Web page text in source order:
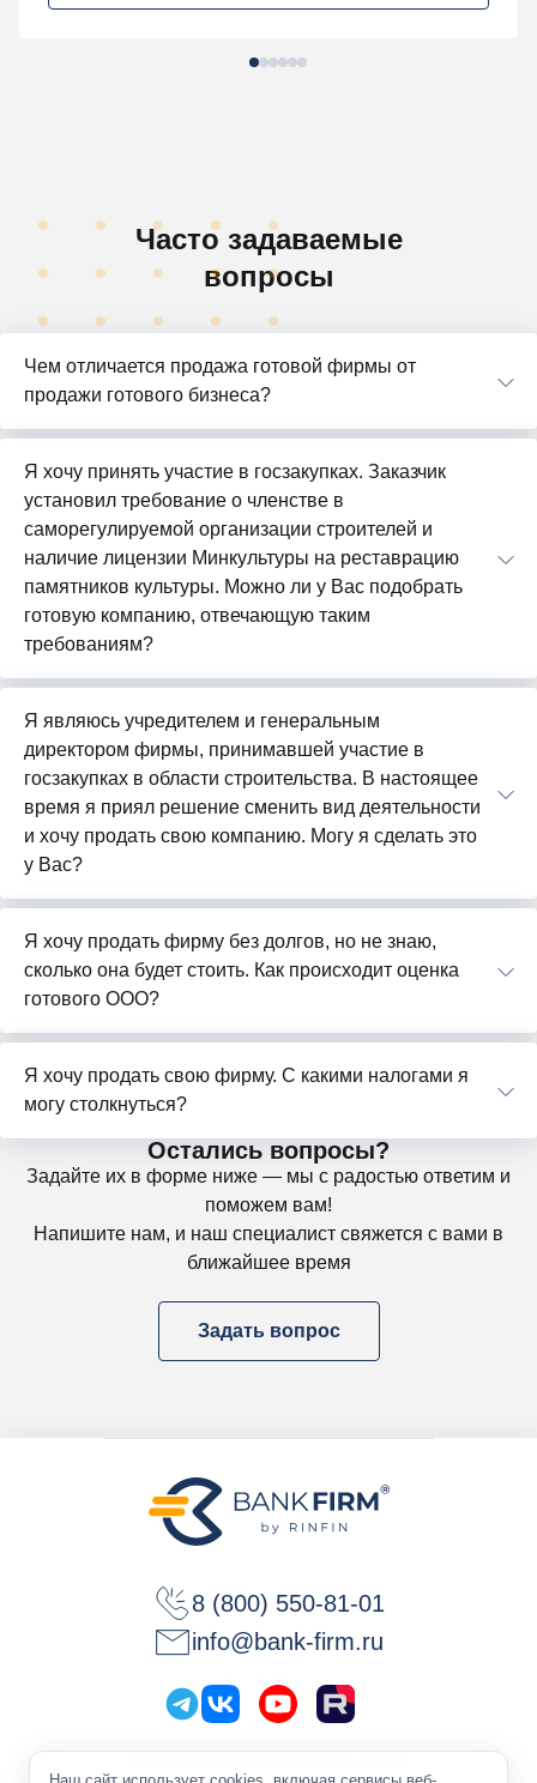
Часто задаваемые
вопросы
Чем отличается продажа готовой фирмы от
продажи готового бизнеса?
Я хочу принять участие в госзакупках. Заказчик
установил требование о членстве в
саморегулируемой организации строителей и
наличие лицензии Минкультуры на реставрацию
памятников культуры. Можно ли у Вас подобрать
готовую компанию, отвечающую таким
требованиям?
Я являюсь учредителем и генеральным
директором фирмы, принимавшей участие в
госзакупках в области строительства. В настоящее
время я приял решение сменить вид деятельности
и хочу продать свою компанию. Могу я сделать это
у Вас?
Я хочу продать фирму без долгов, но не знаю,
сколько она будет стоить. Как происходит оценка
готового ООО?
Я хочу продать свою фирму. С какими налогами я
могу столкнуться?
Остались вопросы?
Задайте их в форме ниже — мы с радостью ответим и
поможем вам!
Напишите нам, и наш специалист свяжется с вами в
ближайшее время
Задать вопрос
8 (800) 550-81-01
info@bank-firm.ru